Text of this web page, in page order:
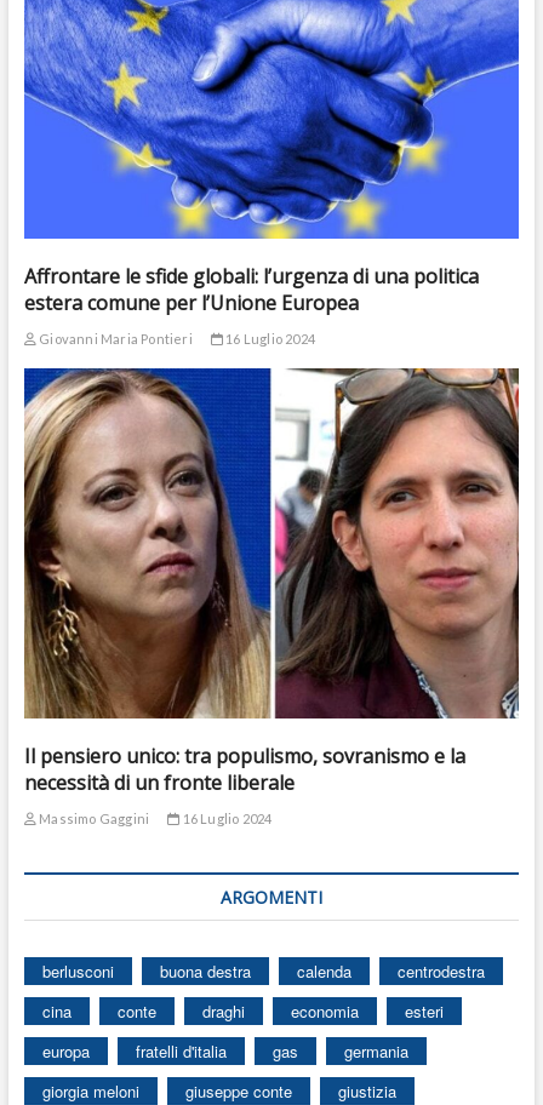
Affrontare le sfide globali: l’urgenza di una politica
estera comune per l’Unione Europea
Giovanni Maria Pontieri 16 Luglio 2024
Il pensiero unico: tra populismo, sovranismo e la
necessità di un fronte liberale
Massimo Gaggini 16 Luglio 2024
ARGOMENTI
berlusconi buona destra calenda
centrodestra
cina
conte draghi economia
esteri
europa
fratelli d'italia gas
germania
giorgia meloni
giuseppe conte
giustizia